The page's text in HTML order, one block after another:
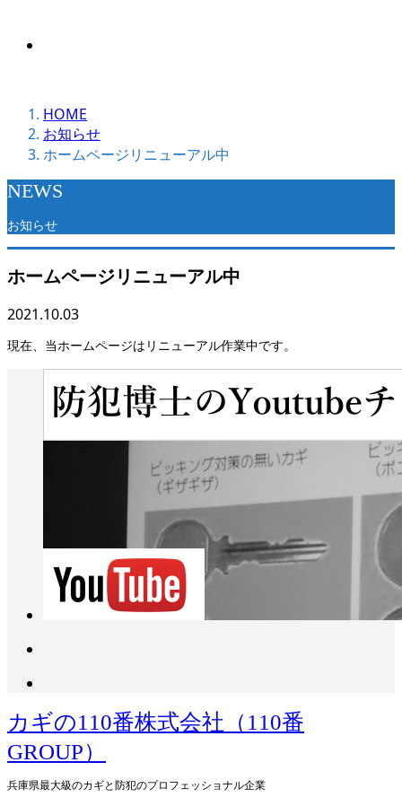
HOME
お知らせ
ホームページリニューアル中
NEWS
お知らせ
ホームページリニューアル中
2021.10.03
現在、当ホームページはリニューアル作業中です。
カギの110番株式会社（110番
GROUP）
兵庫県最大級のカギと防犯のプロフェッショナル企業